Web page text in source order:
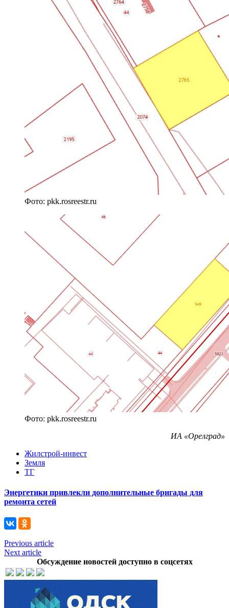
Фото: pkk.rosreestr.ru
Фото: pkk.rosreestr.ru
ИА «Орелград»
Жилстрой-инвест
Земля
ТГ
Энергетики привлекли дополнительные бригады для
ремонта сетей
Previous article
Next article
Обсуждение новостей доступно в соцсетях